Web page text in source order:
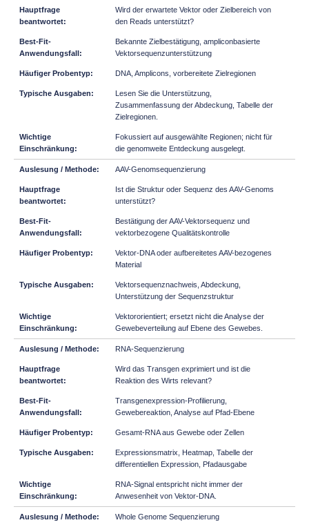
Wird der erwartete Vektor oder Zielbereich von
den Reads unterstützt?
Bekannte Zielbestätigung, ampliconbasierte
Vektorsequenzunterstützung
DNA, Amplicons, vorbereitete Zielregionen
Lesen Sie die Unterstützung,
Zusammenfassung der Abdeckung, Tabelle der
Zielregionen.
Fokussiert auf ausgewählte Regionen; nicht für
die genomweite Entdeckung ausgelegt.
AAV-Genomsequenzierung
Ist die Struktur oder Sequenz des AAV-Genoms
unterstützt?
Bestätigung der AAV-Vektorsequenz und
vektorbezogene Qualitätskontrolle
Vektor-DNA oder aufbereitetes AAV-bezogenes
Material
Vektorsequenznachweis, Abdeckung,
Unterstützung der Sequenzstruktur
Vektororientiert; ersetzt nicht die Analyse der
Gewebeverteilung auf Ebene des Gewebes.
RNA-Sequenzierung
Wird das Transgen exprimiert und ist die
Reaktion des Wirts relevant?
Transgenexpression-Profilierung,
Gewebereaktion, Analyse auf Pfad-Ebene
Gesamt-RNA aus Gewebe oder Zellen
Expressionsmatrix, Heatmap, Tabelle der
differentiellen Expression, Pfadausgabe
RNA-Signal entspricht nicht immer der
Anwesenheit von Vektor-DNA.
Whole Genome Sequenzierung